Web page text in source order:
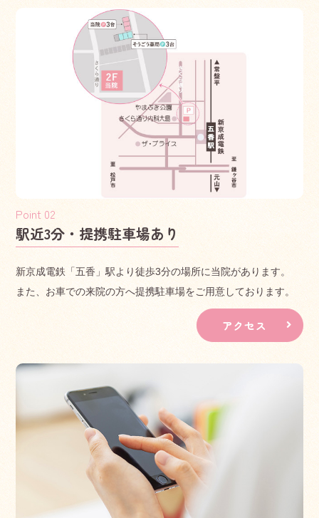
・マイナ保険証利用を促進するなど、医療DXを通じて質の
高い医療を提供できるよう取り組んでいます。
一般名処方加算について以下の通り対応を行っています。
・当院では後発医薬品のある医薬品について特定の医薬品
名を指定するのではなく、薬剤の成分をもとにした一般名
処方を行う場合があります。特定の医薬品の供給が不足し
た場合であっても、一般名処方によって患者さんに必要な
医薬品が提供しやすくなります。
2025.03.31
定期の予防接種の実施における保護者以外の
同伴について
定期の予防接種または松戸市が実施する予防接種を受ける
場合は、原則、保護
者の同伴を必要とします。事情により、保護者以外の方
場合は、下記の委任状を保護者本人が記入し、受任者が予
診票に添えて提出してください。
（※）受任者とは、お子さんの健康状態を普段より熟知し
ている祖父母、叔父、
叔母、成人の兄弟姉妹の方となります。
https://www.city.matsudo.chiba.jp/kosodate/matsudodekos
odate/kosodatenavi/shussanshitara/yobousessyu/yobouse
ssyu.files/ininjo.pdf
駅近3分・提携駐車場あり
新京成電鉄「五香」駅より徒歩3分の場所に当院があります。
また、お車での来院の方へ提携駐車場をご用意しております。
アクセス